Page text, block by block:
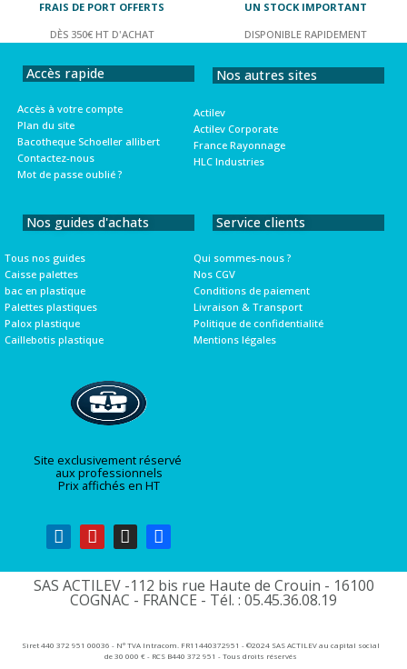
FRAIS DE PORT OFFERTS
DÈS 350€ HT D'ACHAT
UN STOCK IMPORTANT
DISPONIBLE RAPIDEMENT
Accès rapide
Accès à votre compte
Plan du site
Bacotheque Schoeller allibert
Contactez-nous
Mot de passe oublié ?
Nos autres sites
Actilev
Actilev Corporate
France Rayonnage
HLC Industries
Nos guides d'achats
Tous nos guides
Caisse palettes
bac en plastique
Palettes plastiques
Palox plastique
Caillebotis plastique
Service clients
Qui sommes-nous ?
Nos CGV
Conditions de paiement
Livraison & Transport
Politique de confidentialité
Mentions légales
Site exclusivement réservé
aux professionnels
Prix affichés en HT
SAS ACTILEV -112 bis rue Haute de Crouin - 16100
COGNAC - FRANCE - Tél. : 05.45.36.08.19​
Siret 440 372 951 00036 - N° TVA Intracom. FR11440372951 - ©2024 SAS ACTILEV au capital social
de 30 000 € - RCS B440 372 951 - Tous droits réservés​​